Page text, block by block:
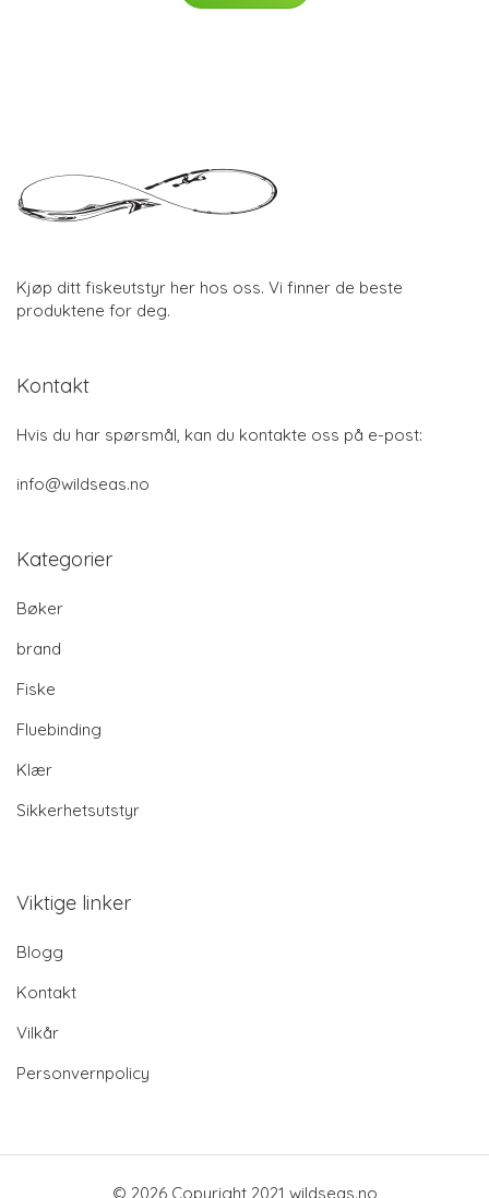
Kjøp ditt fiskeutstyr her hos oss. Vi finner de beste
produktene for deg.
Kontakt
Hvis du har spørsmål, kan du kontakte oss på e-post:
info@wildseas.no
Kategorier
Bøker
brand
Fiske
Fluebinding
Klær
Sikkerhetsutstyr
Viktige linker
Blogg
Kontakt
Vilkår
Personvernpolicy
© 2026 Copyright 2021 wildseas.no